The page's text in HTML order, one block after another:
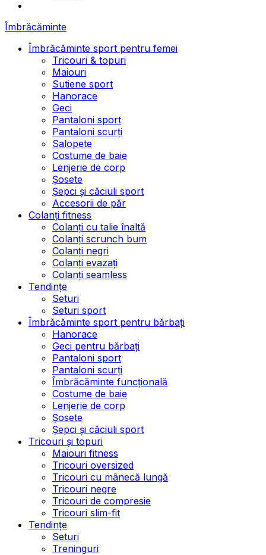
Îmbrăcăminte
Îmbrăcăminte sport pentru femei
Tricouri & topuri
Maiouri
Sutiene sport
Hanorace
Geci
Pantaloni sport
Pantaloni scurți
Salopete
Costume de baie
Lenjerie de corp
Șosete
Șepci și căciuli sport
Accesorii de păr
Colanți fitness
Colanți cu talie înaltă
Colanți scrunch bum
Colanți negri
Colanți evazați
Colanți seamless
Tendințe
Seturi
Seturi sport
Îmbrăcăminte sport pentru bărbați
Hanorace
Geci pentru bărbați
Pantaloni sport
Pantaloni scurți
Îmbrăcăminte funcțională
Costume de baie
Lenjerie de corp
Șosete
Șepci și căciuli sport
Tricouri și topuri
Maiouri fitness
Tricouri oversized
Tricouri cu mânecă lungă
Tricouri negre
Tricouri de compresie
Tricouri slim-fit
Tendințe
Seturi
Treninguri